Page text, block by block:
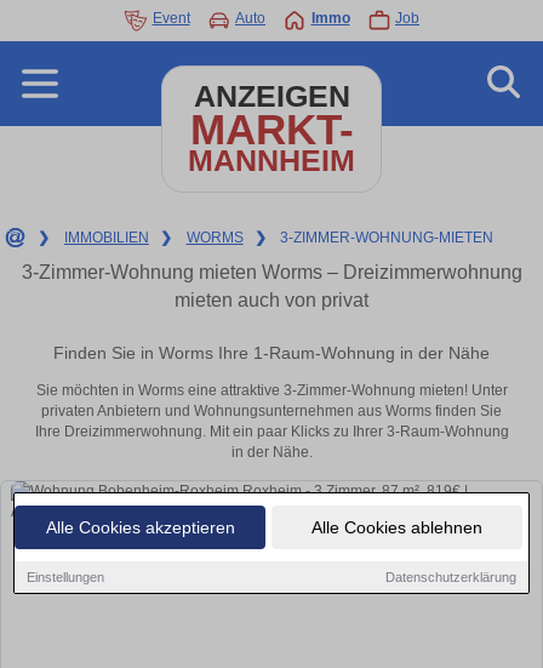
Alle Cookies akzeptieren Alle Cookies ablehnen
Einstellungen Datenschutzerklärung
Event Auto Immo Job
ANZEIGEN
MARKT-
MANNHEIM
❯ IMMOBILIEN ❯ WORMS ❯ 3-ZIMMER-WOHNUNG-MIETEN
3-Zimmer-Wohnung mieten Worms – Dreizimmerwohnung
mieten auch von privat
Finden Sie in Worms Ihre 1-Raum-Wohnung in der Nähe
Sie möchten in Worms eine attraktive 3-Zimmer-Wohnung mieten! Unter
privaten Anbietern und Wohnungsunternehmen aus Worms finden Sie
Ihre Dreizimmerwohnung. Mit ein paar Klicks zu Ihrer 3-Raum-Wohnung
in der Nähe.